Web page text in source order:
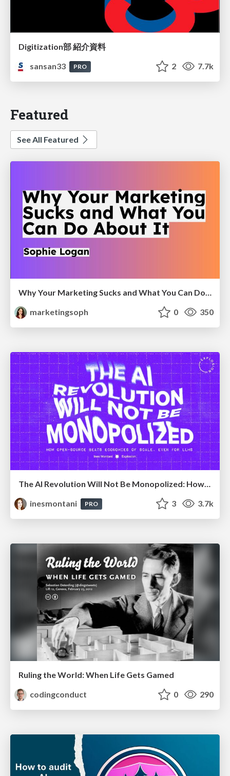
Digitization部 紹介資料
sansan33
PRO 2 7.7k
Featured
See All Featured
Why Your Marketing Sucks and What You Can Do About It - Sophie Logan
marketingsoph
0 350
The AI Revolution Will Not Be Monopolized: How open-source beats economies of scale, even for LLMs
inesmontani
PRO 3 3.7k
Ruling the World: When Life Gets Gamed
codingconduct
0 290